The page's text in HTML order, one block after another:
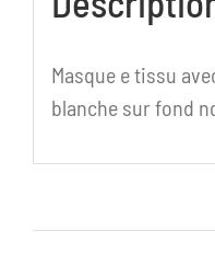
Masque e tissu
blanche sur fond